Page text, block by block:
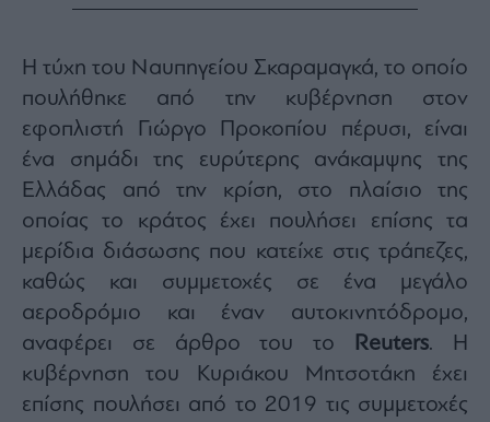
Monocle
Mononews100
Εγγραφείτε
στο
Newsletter
mononews.gr
Η τύχη του Ναυπηγείου Σκαραμαγκά, το οποίο
πουλήθηκε από την κυβέρνηση στον
εφοπλιστή Γιώργο Προκοπίου πέρυσι, είναι
ένα σημάδι της ευρύτερης ανάκαμψης της
Ελλάδας από την κρίση, στο πλαίσιο της
οποίας το κράτος έχει πουλήσει επίσης τα
μερίδια διάσωσης που κατείχε στις τράπεζες,
καθώς και συμμετοχές σε ένα μεγάλο
αεροδρόμιο και έναν αυτοκινητόδρομο,
αναφέρει σε άρθρο του το
Reuters. Η
κυβέρνηση του Κυριάκου Μητσοτάκη έχει
επίσης πουλήσει από το 2019 τις συμμετοχές